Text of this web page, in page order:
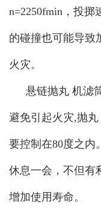
n=2250fmin，投掷
的碰撞也可能导致
火灾。
悬链抛丸 机滤
避免引起火灾,抛
要控制在80度之内
休息一会，不但有
增加使用寿命。